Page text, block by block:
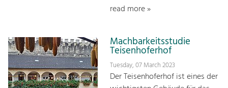
read more »
Machbarkeitsstudie
Teisenhoferhof
Tuesday, 07 March 2023
Der Teisenhoferhof ist eines der